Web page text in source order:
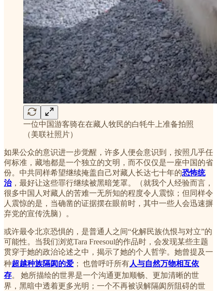
一位中国游客骑在在藏人牧民的白牦牛上准备拍照
（美联社照片）
如果公众的意识进一步觉醒，许多人便会意识到，按照几乎任
何标准，藏地都是一个独立的文明，而不仅仅是一座中国的省
份。中共同样希望继续掩盖自己对藏人长达七十年的恐怖统
治，最好让这些罪行继续被黑暗笼罩。（就我个人经验而言，
很多中国人对藏人的苦难一无所知的程度令人震惊；但同样令
人震惊的是，当确凿的证据摆在眼前时，其中一些人会迅速摒
弃党的宣传洗脑）。
或许最令北京恐惧的，是普通人之间“化解民族仇恨与对立”的
可能性。当我们浏览Tara Freesoul的作品时，会发现某些主题
贯穿于她的政治论述之中，揭示了她的个人哲学。她曾提及一
种超越种族隔阂的爱 ； 也曾呼吁所有人与自然万物相互依
存。
她所描绘的世界是一个沟通更加顺畅、更加清晰的世
界，黑暗中透着更多光明；一个不再被误解隔阂所阻碍的世